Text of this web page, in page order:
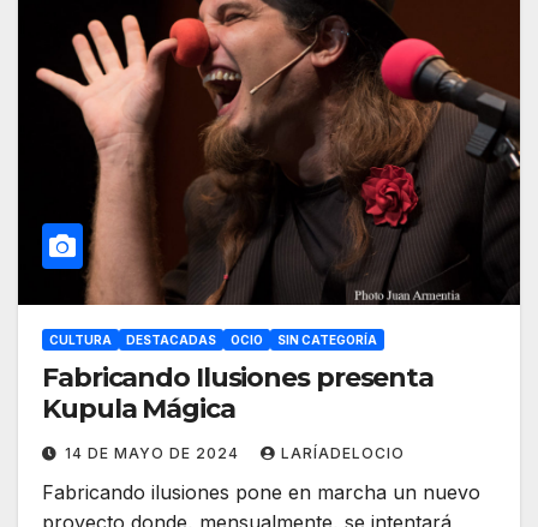
CULTURA DESTACADAS OCIO SIN CATEGORÍA
Fabricando Ilusiones presenta
Kupula Mágica
14 DE MAYO DE 2024 LARÍADELOCIO
Fabricando ilusiones pone en marcha un nuevo